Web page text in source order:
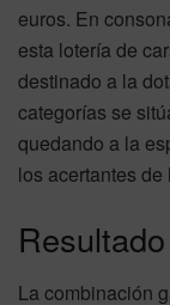
euros. En
esta lotería de
destinado a la
categorías se
quedando a la
los acertantes de
La combinación